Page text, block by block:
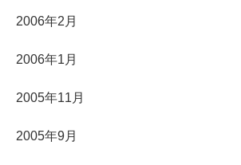
2006年2月
2006年1月
2005年11月
2005年9月